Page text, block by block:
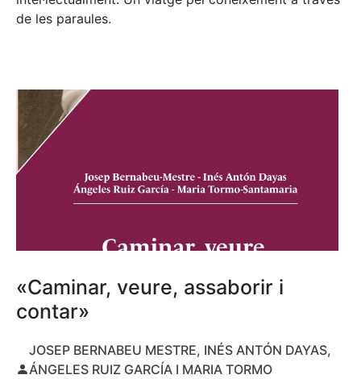
de les paraules.
«Caminar, veure, assaborir i
contar»
JOSEP BERNABEU MESTRE, INÉS ANTÓN DAYAS,
ÁNGELES RUIZ GARCÍA I MARIA TORMO